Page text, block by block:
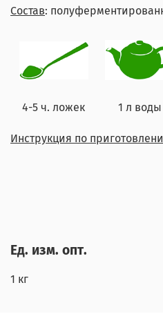
Состав:
Инструкция по
4-5 ч. ложек 1 л воды
Ед. изм. опт.
1 кг